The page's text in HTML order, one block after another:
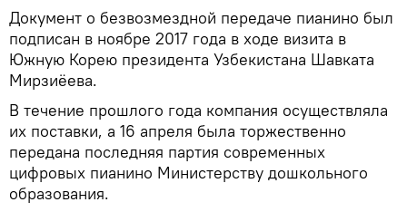
Документ о безвозмездной передаче пианино был
подписан в ноябре 2017 года в ходе визита в
Южную Корею президента Узбекистана Шавката
Мирзиёева.
В течение прошлого года компания осуществляла
их поставки, а 16 апреля была торжественно
передана последняя партия современных
цифровых пианино Министерству дошкольного
образования.